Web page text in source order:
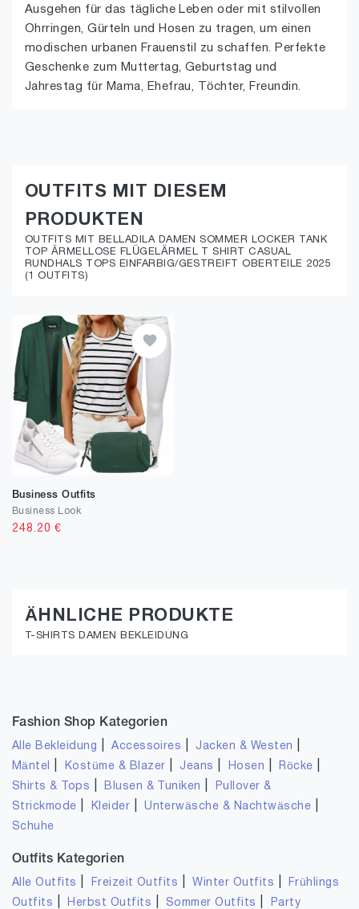
Ausgehen für das tägliche Leben oder mit stilvollen
Ohrringen, Gürteln und Hosen zu tragen, um einen
modischen urbanen Frauenstil zu schaffen. Perfekte
Geschenke zum Muttertag, Geburtstag und
Jahrestag für Mama, Ehefrau, Töchter, Freundin.
OUTFITS MIT DIESEM
PRODUKTEN
OUTFITS MIT BELLADILA DAMEN SOMMER LOCKER TANK
TOP ÄRMELLOSE FLÜGELÄRMEL T SHIRT CASUAL
RUNDHALS TOPS EINFARBIG/GESTREIFT OBERTEILE 2025
(1 OUTFITS)
Business Outfits
Business Look
248.20 €
ÄHNLICHE PRODUKTE
T-SHIRTS DAMEN BEKLEIDUNG
Fashion Shop Kategorien
Alle Bekleidung |Accessoires Jacken & Westen
Mäntel Kostüme & Blazer Jeans Hosen Röcke
Shirts & Tops Blusen & Tuniken
Pullover &
Strickmode
Kleider |Unterwäsche & Nachtwäsche
Schuhe
Outfits Kategorien
Alle Outfits Freizeit Outfits |Winter Outfits
Frühlings
Outfits
Herbst Outfits Sommer Outfits
Party